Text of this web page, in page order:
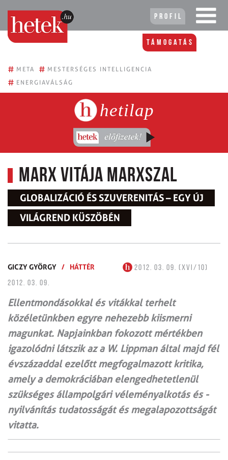
Profil
Támogatás
# META # MESTERSÉGES INTELLIGENCIA
# ENERGIAVÁLSÁG
hetilap
Marx vitája Marxszal
GLOBALIZÁCIÓ ÉS SZUVERENITÁS – EGY ÚJ
VILÁGREND KÜSZÖBÉN
GICZY GYÖRGY / HÁTTÉR
2012. 03. 09. (XVI/10)
2012. 03. 09.
Ellentmondásokkal és vitákkal terhelt
közéletünkben egyre nehezebb kiismerni
magunkat. Napjainkban fokozott mértékben
igazolódni látszik az a W. Lippman által majd fél
évszázaddal ezelőtt megfogalmazott kritika,
amely a demokráciában elengedhetetlenül
szükséges állampolgári véleményalkotás és -
nyilvánítás tudatosságát és megalapozottságát
vitatta.